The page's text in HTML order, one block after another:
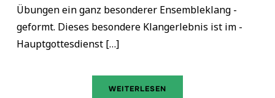
Übungen ein ganz besonderer Ensembleklang ­
geformt. Dieses besondere Klangerlebnis ist im ­
Hauptgottesdienst […]
WEITERLESEN